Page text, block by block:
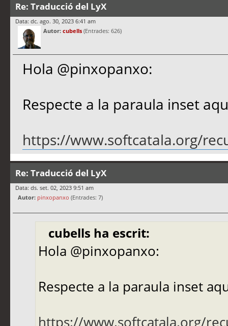
Re: Traducció del LyX
Data: dc. ago. 30, 2023 6:41 am
Autor: cubells (Entrades: 626)
Hola @pinxopanxo:
Respecte a la paraula inset
https://www.softcatala.org/
Re: Traducció del LyX
Data: ds. set. 02, 2023 9:51 am
Autor: pinxopanxo (Entrades: 7)
cubells ha escrit:
Hola @pinxopanxo:
Respecte a la paraula inset
https://www.softcatala.org/